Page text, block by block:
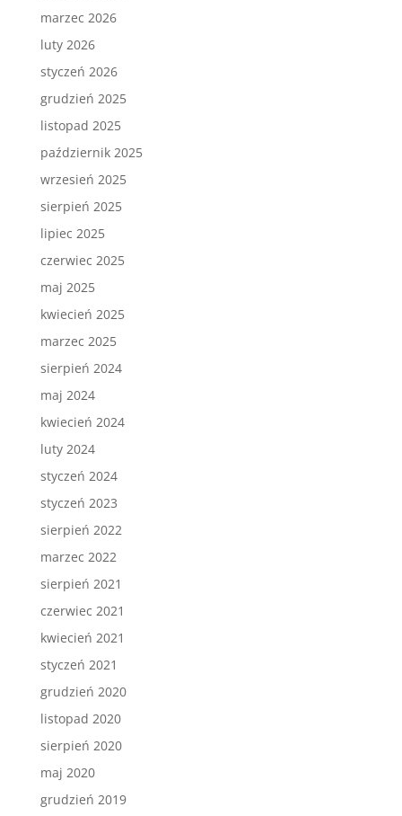
marzec 2026
luty 2026
styczeń 2026
grudzień 2025
listopad 2025
październik 2025
wrzesień 2025
sierpień 2025
lipiec 2025
czerwiec 2025
maj 2025
kwiecień 2025
marzec 2025
sierpień 2024
maj 2024
kwiecień 2024
luty 2024
styczeń 2024
styczeń 2023
sierpień 2022
marzec 2022
sierpień 2021
czerwiec 2021
kwiecień 2021
styczeń 2021
grudzień 2020
listopad 2020
sierpień 2020
maj 2020
grudzień 2019